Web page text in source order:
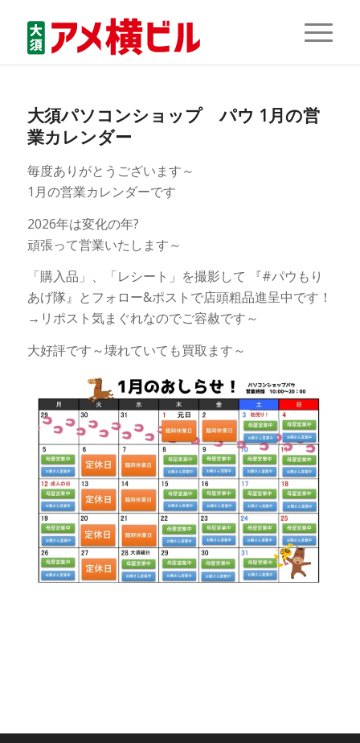
大須パソコンショップ パウ 1月の営
業カレンダー
毎度ありがとうございます～
1月の営業カレンダーです
2026年は変化の年?
頑張って営業いたします～
「購入品」、「レシート」を撮影して 『#パウもり
あげ隊』とフォロー&ポストで店頭粗品進呈中です！
→リポスト気まぐれなのでご容赦です～
大好評です～壊れていても買取ます～